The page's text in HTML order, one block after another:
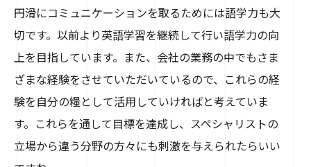
円滑にコミュニケーションを取るためには語学力も大
切です。以前より英語学習を継続して行い語学力の向
上を目指しています。また、会社の業務の中でもさま
ざまな経験をさせていただいているので、これらの経
験を自分の糧として活用していければと考えていま
す。これらを通して目標を達成し、スペシャリストの
立場から違う分野の方々にも刺激を与えられたらいい